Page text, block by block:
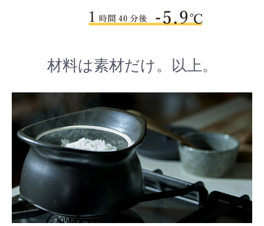
材料は素材だけ。以上。